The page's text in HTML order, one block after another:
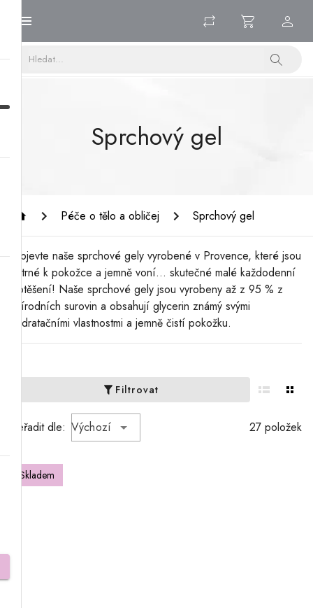
Sprchový gel
Péče o tělo a obličej Sprchový gel
Objevte naše sprchové gely vyrobené v Provence, které jsou
šetrné k pokožce a jemně voní... skutečné malé každodenní
potěšení! Naše sprchové gely jsou vyrobeny až z 95 % z
přírodních surovin a obsahují glycerin známý svými
hydratačními vlastnostmi a jemně čistí pokožku.
Filtrovat
27 položek
Seřadit dle: Výchozí
Skladem